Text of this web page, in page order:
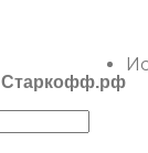
Старкофф.рф